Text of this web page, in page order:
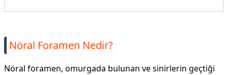
Nöral Foramen Nedir?
Nöral foramen, omurgada bulunan ve sinirlerin geçtiği